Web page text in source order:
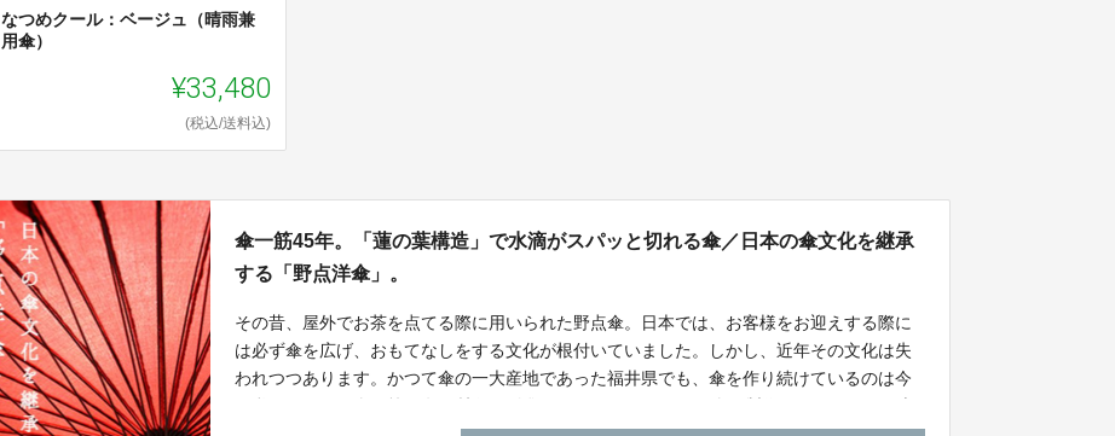
なつめクール：ベージュ（晴雨兼
用傘）
¥33,480
(税込/送料込)
傘一筋45年。「蓮の葉構造」で水滴がスパッと切れる傘／日本の傘文化を継承
する「野点洋傘」。
その昔、屋外でお茶を点てる際に用いられた野点傘。日本では、お客様をお迎えする際に
は必ず傘を広げ、おもてなしをする文化が根付いていました。しかし、近年その文化は失
われつつあります。かつて傘の一大産地であった福井県でも、傘を作り続けているのは今